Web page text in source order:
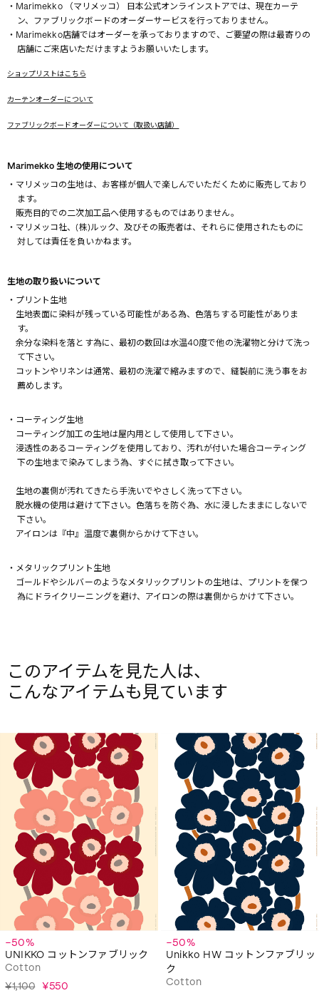
・Marimekko （マリメッコ） 日本公式オンラインストアでは、現在カーテ
ン、ファブリックボードのオーダーサービスを行っておりません。
・Marimekko店舗ではオーダーを承っておりますので、ご要望の際は最寄りの
店舗にご来店いただけますようお願いいたします。
ショップリストはこちら
カーテンオーダーについて
ファブリックボードオーダーについて（取扱い店舗）
Marimekko 生地の使用について
・マリメッコの生地は、お客様が個人で楽しんでいただくために販売しており
ます。
販売目的での二次加工品へ使用するものではありません。
・マリメッコ社、(株)ルック、及びその販売者は、それらに使用されたものに
対しては責任を負いかねます。
生地の取り扱いについて
・プリント生地
生地表面に染料が残っている可能性がある為、色落ちする可能性がありま
す。
余分な染料を落とす為に、最初の数回は水温40度で他の洗濯物と分けて洗っ
て下さい。
コットンやリネンは通常、最初の洗濯で縮みますので、縫製前に洗う事をお
薦めします。
・コーティング生地
コーティング加工の生地は屋内用として使用して下さい。
浸透性のあるコーティングを使用しており、汚れが付いた場合コーティング
下の生地まで染みてしまう為、すぐに拭き取って下さい。
生地の裏側が汚れてきたら手洗いでやさしく洗って下さい。
脱水機の使用は避けて下さい。色落ちを防ぐ為、水に浸したままにしないで
下さい。
アイロンは『中』温度で裏側からかけて下さい。
・メタリックプリント生地
ゴールドやシルバーのようなメタリックプリントの生地は、プリントを保つ
為にドライクリーニングを避け、アイロンの際は裏側からかけて下さい。
このアイテムを見た人は、
こんなアイテムも見ています
−50%
UNIKKO コットンファブリック
Cotton
¥1,100 ¥550
−50%
Unikko HW コットンファブリッ
ク
Cotton